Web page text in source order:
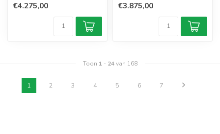
€4.275,00 €3.875,00
Toon 1- 24van 168
1 2 3 4 5 6 7